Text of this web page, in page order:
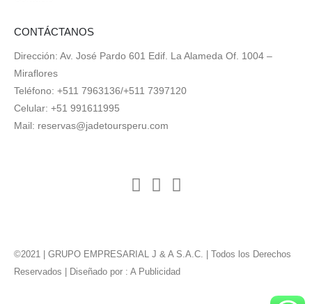
CONTÁCTANOS
Dirección: Av. José Pardo 601 Edif. La Alameda Of. 1004 –
Miraflores
Teléfono: +511 7963136/+511 7397120
Celular: +51 991611995
Mail: reservas@jadetoursperu.com
©2021 | GRUPO EMPRESARIAL J & A S.A.C. | Todos los Derechos
Reservados | Diseñado por : A Publicidad